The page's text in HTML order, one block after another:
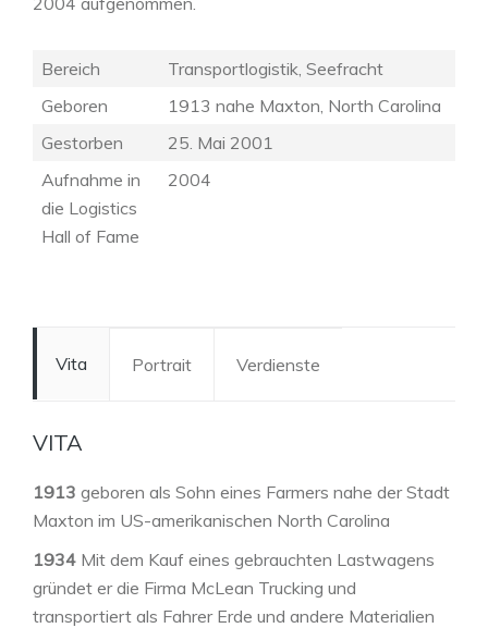
Bereich
Transportlogistik, Seefracht
Geboren
1913 nahe Maxton, North Carolina
Gestorben
25. Mai 2001
Aufnahme in
die Logistics
Hall of Fame
2004
Vita Portrait Verdienste
VITA
1913 geboren als Sohn eines Farmers nahe der Stadt
Maxton im US-amerikanischen North Carolina
1934 Mit dem Kauf eines gebrauchten Lastwagens
gründet er die Firma McLean Trucking und
transportiert als Fahrer Erde und andere Materialien